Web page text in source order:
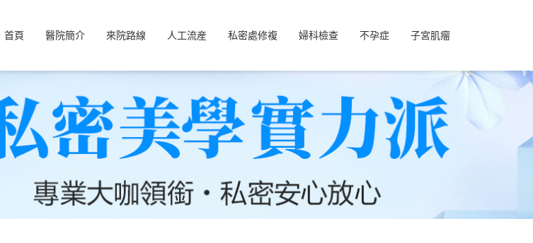
首頁 醫院簡介 來院路線 人工流産 私密處修複 婦科檢查 不孕症 子宮肌瘤